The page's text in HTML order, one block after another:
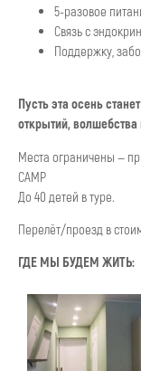
5-разовое
Связь с
Поддержку,
Пусть эта осень
открытий,
Места ограничены —
CAMP
До 40 детей в туре.
Перелёт/проезд в
ГДЕ МЫ БУДЕМ ЖИТЬ: